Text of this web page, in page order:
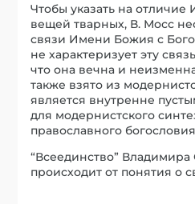
Чтобы указать на
вещей тварных, В. Мосс
связи Имени Божия с
не характеризует эту
что она вечна и
также взято из
является внутренне
для модернистского
православного
“Всеединство”
происходит от понятия о